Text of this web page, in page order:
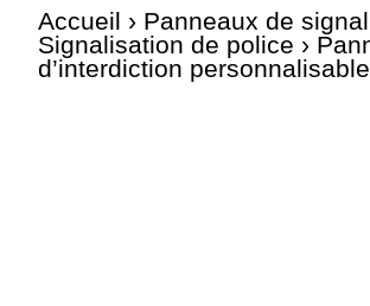
Accueil › Panneaux de
Signalisation de police ›
d’interdiction